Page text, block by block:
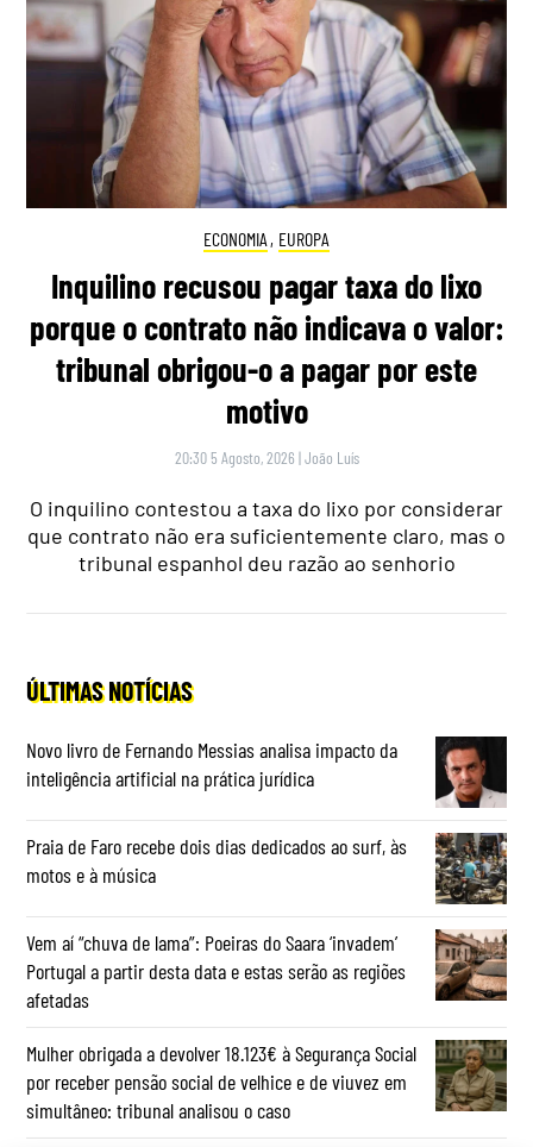
ECONOMIA , EUROPA
Inquilino recusou pagar taxa do lixo
porque o contrato não indicava o valor:
tribunal obrigou-o a pagar por este
motivo
20:30 5 Agosto, 2026 |João Luís
O inquilino contestou a taxa do lixo por considerar
que contrato não era suficientemente claro, mas o
tribunal espanhol deu razão ao senhorio
ÚLTIMAS NOTÍCIAS
Novo livro de Fernando Messias analisa impacto da
inteligência artificial na prática jurídica
Praia de Faro recebe dois dias dedicados ao surf, às
motos e à música
Vem aí “chuva de lama”: Poeiras do Saara ‘invadem’
Portugal a partir desta data e estas serão as regiões
afetadas
Mulher obrigada a devolver 18.123€ à Segurança Social
por receber pensão social de velhice e de viuvez em
simultâneo: tribunal analisou o caso